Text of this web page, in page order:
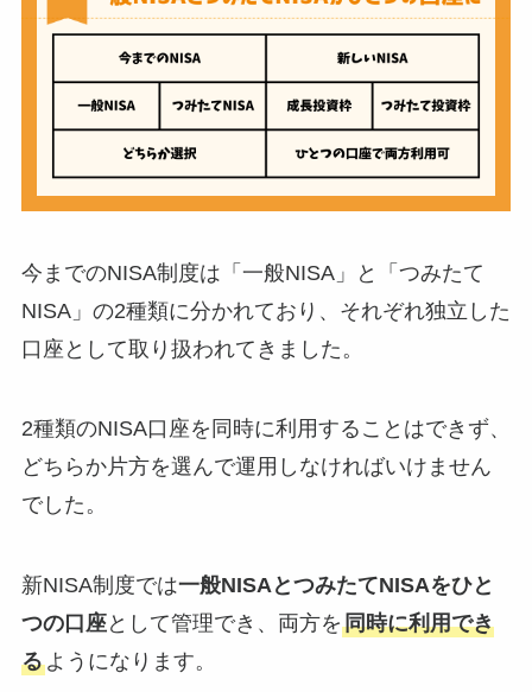
今までのNISA制度は「一般NISA」と「つみたて
NISA」の2種類に分かれており、それぞれ独立した
口座として取り扱われてきました。
2種類のNISA口座を同時に利用することはできず、
どちらか片方を選んで運用しなければいけません
でした。
新NISA制度では一般NISAとつみたてNISAをひと
つの口座として管理でき、両方を同時に利用でき
るようになります。